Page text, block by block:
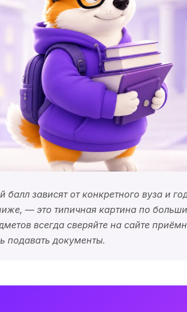
балл зависят от конкретного вуза и
— это типичная картина по
всегда сверяйте на сайте
подавать документы.